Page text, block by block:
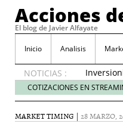
Acciones
El blog de Javier Alfayate
Inicio Analisis
NOTICIAS :
VIP en
México
creciente
COTIZACIONES EN
MARKET TIMING | 28 MARZO,